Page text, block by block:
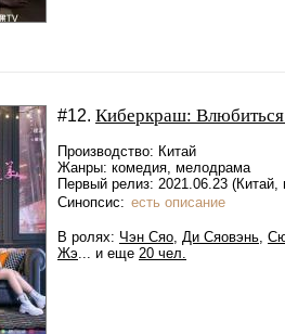
#12. Киберкраш:
Производство: Китай
Жанры: комедия, мелодрама
Первый релиз: 2021.06.23 (Китай,
Синопсис: есть описание
В ролях: Чэн Сяо, Ди Сяовэнь,
Жэ... и еще 20 чел.